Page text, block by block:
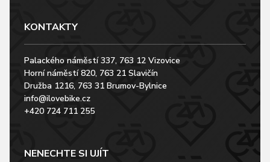
KONTAKTY
Palackého náměstí 337, 763 12 Vizovice
Horní náměstí 820, 763 21 Slavičín
Družba 1216, 763 31 Brumov-Bylnice
info@ilovebike.cz
+420 724 711 255
NENECHTE SI UJÍT